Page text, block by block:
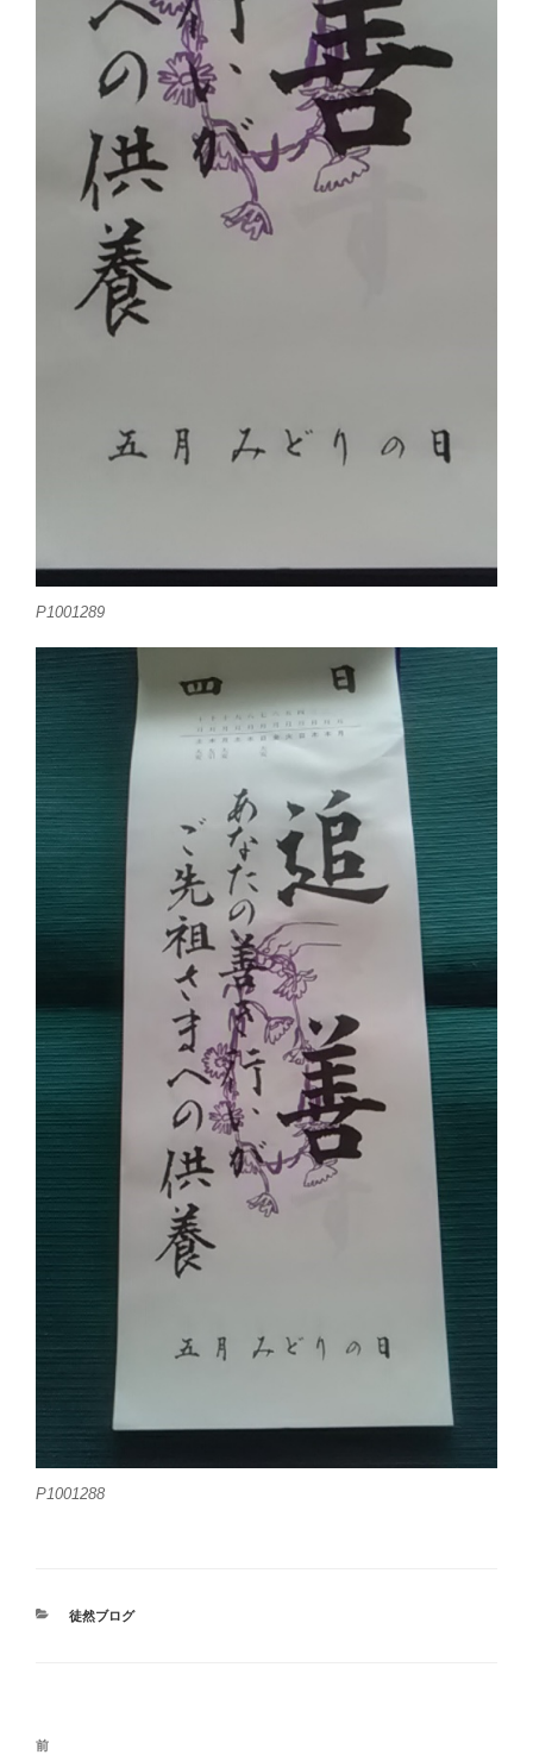
P1001289
P1001288
カ
徒然ブログ
投
前
前